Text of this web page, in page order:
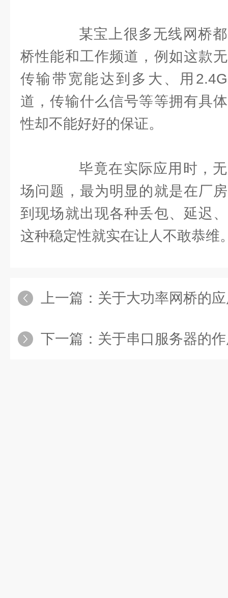
某宝上很多无线网桥都
桥性能和工作频道，例如这款
传输带宽能达到多大、用
道，传输什么信号等等拥有具
性却不能好好的保证。
毕竟在实际应用时，无
场问题，最为明显的就是在厂
到现场就出现各种丢包、延迟
这种稳定性就实在让人不敢恭维
上一篇： 关于大功率网桥的应用
下一篇： 关于串口服务器的